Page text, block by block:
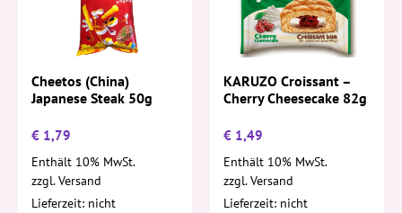
Cheetos (China)
Japanese Steak 50g
€ 1,79
Enthält 10% MwSt.
zzgl.Versand
Lieferzeit: nicht
KARUZO Croissant –
Cherry Cheesecake 82g
€ 1,49
Enthält 10% MwSt.
zzgl.Versand
Lieferzeit: nicht